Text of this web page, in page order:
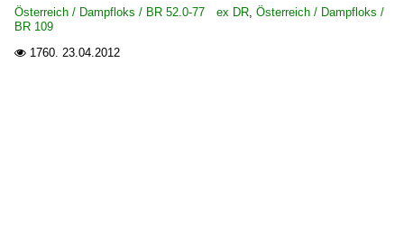
Österreich / Dampfloks / BR 52.0-77 ex DR, Österreich / Dampfloks /
BR 109
 1760. 23.04.2012